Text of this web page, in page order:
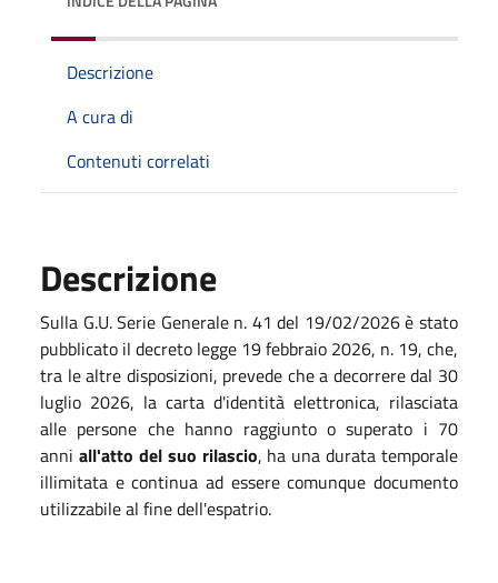
Descrizione
A cura di
Contenuti correlati
Descrizione
Sulla G.U. Serie Generale n. 41 del 19/02/2026 è stato
pubblicato il decreto legge 19 febbraio 2026, n. 19, che,
tra le altre disposizioni, prevede che a decorrere dal 30
luglio 2026, la carta d'identità elettronica, rilasciata
alle persone che hanno raggiunto o superato i 70
anni all'atto del suo rilascio, ha una durata temporale
illimitata e continua ad essere comunque documento
utilizzabile al fine dell'espatrio.